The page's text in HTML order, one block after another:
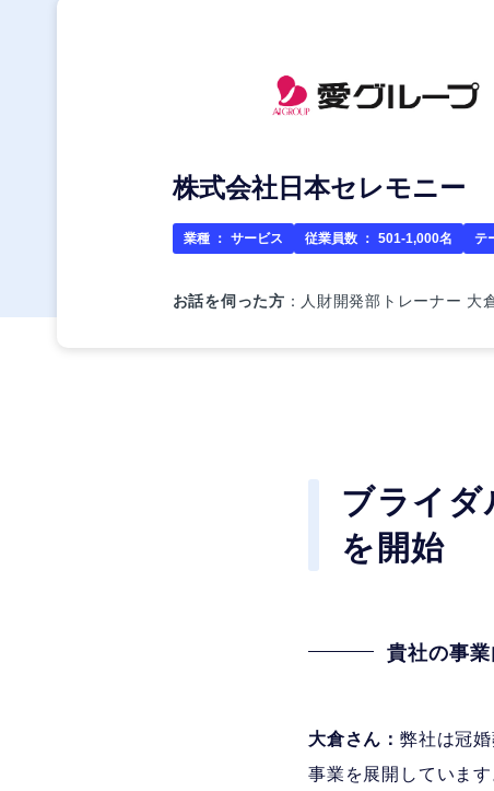
株式会社日本セレモニー
業種 ： サービス 従業員数 ： 501-1,000名 テ
お話を伺った方 ：人財開発部トレーナー 大
ブライダ
を開始
貴社の事
大倉さん： 弊社は冠
事業を展開していま